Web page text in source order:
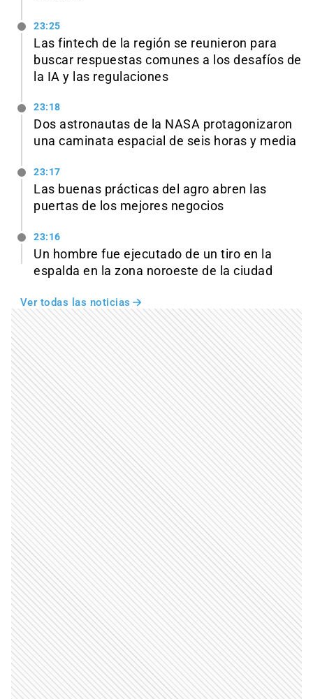
23:25
Las fintech de la región se reunieron para
buscar respuestas comunes a los desafíos de
la IA y las regulaciones
23:18
Dos astronautas de la NASA protagonizaron
una caminata espacial de seis horas y media
23:17
Las buenas prácticas del agro abren las
puertas de los mejores negocios
23:16
Un hombre fue ejecutado de un tiro en la
espalda en la zona noroeste de la ciudad
Ver todas las noticias